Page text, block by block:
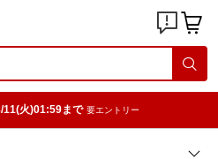
11(火)01:59まで 要エントリー